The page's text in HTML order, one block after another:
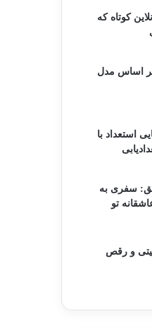
کوتاه که
اساس مدل
استعداد با
سفری به
تو
و رقص